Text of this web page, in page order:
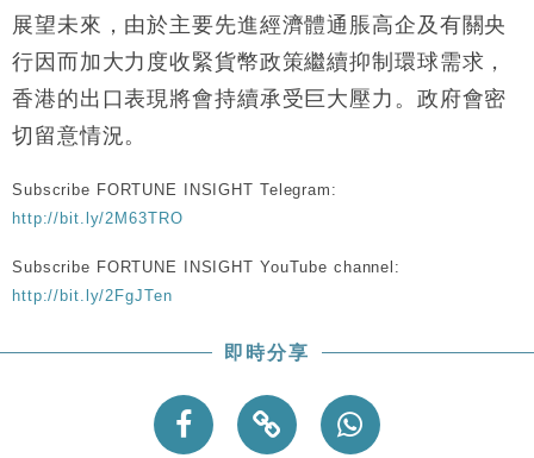
展望未來，由於主要先進經濟體通脹高企及有關央
行因而加大力度收緊貨幣政策繼續抑制環球需求，
香港的出口表現將會持續承受巨大壓力。政府會密
切留意情況。
Subscribe FORTUNE INSIGHT Telegram:
http://bit.ly/2M63TRO
Subscribe FORTUNE INSIGHT YouTube channel:
http://bit.ly/2FgJTen
即時分享